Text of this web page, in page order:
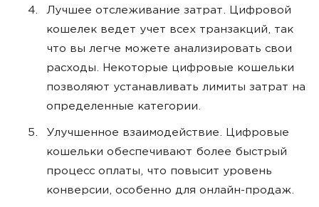
Лучшее отслеживание затрат. Цифровой
кошелек ведет учет всех транзакций, так
что вы легче можете анализировать свои
расходы. Некоторые цифровые кошельки
позволяют устанавливать лимиты затрат на
определенные категории.
Улучшенное взаимодействие. Цифровые
кошельки обеспечивают более быстрый
процесс оплаты, что повысит уровень
конверсии, особенно для онлайн-продаж.